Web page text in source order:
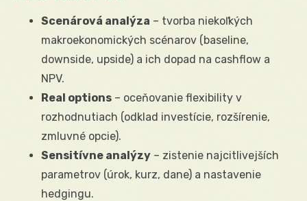
Scenárová analýza – tvorba niekoľkých
makroekonomických scénarov (baseline,
downside, upside) a ich dopad na cashflow a
NPV.
Real options – oceňovanie flexibility v
rozhodnutiach (odklad investície, rozšírenie,
zmluvné opcie).
Sensitívne analýzy – zistenie najcitlivejších
parametrov (úrok, kurz, dane) a nastavenie
hedgingu.